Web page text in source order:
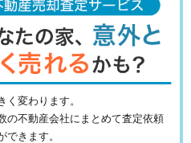
変わります。
の不動産会社にまとめて査定依頼
きます。